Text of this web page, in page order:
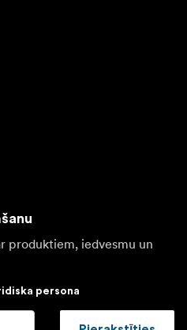
produktiem, iedvesmu un
persona